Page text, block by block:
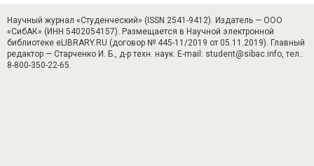
Научный журнал «Студенческий» (ISSN 2541-9412). Издатель — ООО
«СибАК» (ИНН 5402054157). Размещается в Научной электронной
библиотеке eLIBRARY.RU (договор № 445-11/2019 от 05.11.2019). Главный
редактор — Старченко И. Б., д-р техн. наук. E-mail: student@sibac.info, тел.:
8-800-350-22-65.